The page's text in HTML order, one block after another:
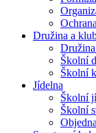
Družina a
Školní
Školní
Jídelna
Školní
Školní